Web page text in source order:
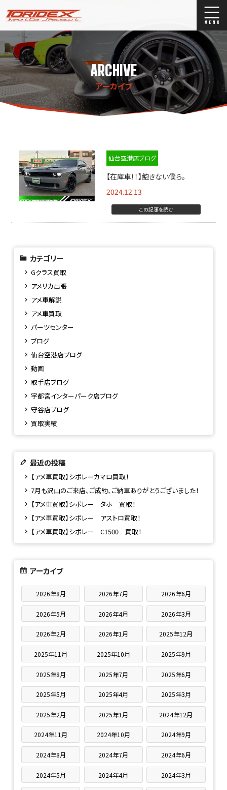
ブログ
Stock list
ストックリスト
買取
ARCHIVE
アーカイブ
仙台空港店ブログ
【在庫車！！】飽きない僕ら。
2024.12.13
この記事を読む
カテゴリー
Gクラス買取
アメリカ出張
アメ車解説
アメ車買取
パーツセンター
ブログ
仙台空港店ブログ
動画
取手店ブログ
宇都宮インターパーク店ブログ
守谷店ブログ
買取実績
最近の投稿
【アメ車買取】シボレーカマロ買取！
7月も沢山のご来店、ご成約、ご納車ありがとうございました！
【アメ車買取】シボレー タホ 買取！
【アメ車買取】シボレー アストロ買取！
【アメ車買取】シボレー C1500 買取！
アーカイブ
2026年8月 2026年7月 2026年6月
2026年5月 2026年4月 2026年3月
2026年2月 2026年1月 2025年12月
2025年11月 2025年10月 2025年9月
2025年8月 2025年7月 2025年6月
2025年5月 2025年4月 2025年3月
2025年2月 2025年1月 2024年12月
2024年11月 2024年10月 2024年9月
2024年8月 2024年7月 2024年6月
2024年5月 2024年4月 2024年3月